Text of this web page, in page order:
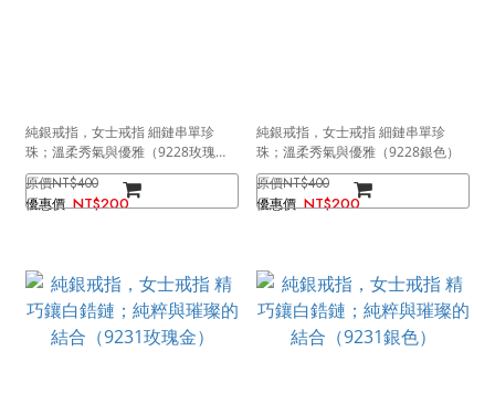
純銀戒指，女士戒指 細鏈串單珍
珠；溫柔秀氣與優雅（9228玫瑰
金）
NT$400
NT$200
純銀戒指，女士戒指 細鏈串單珍
珠；溫柔秀氣與優雅（9228銀色）
NT$400
NT$200